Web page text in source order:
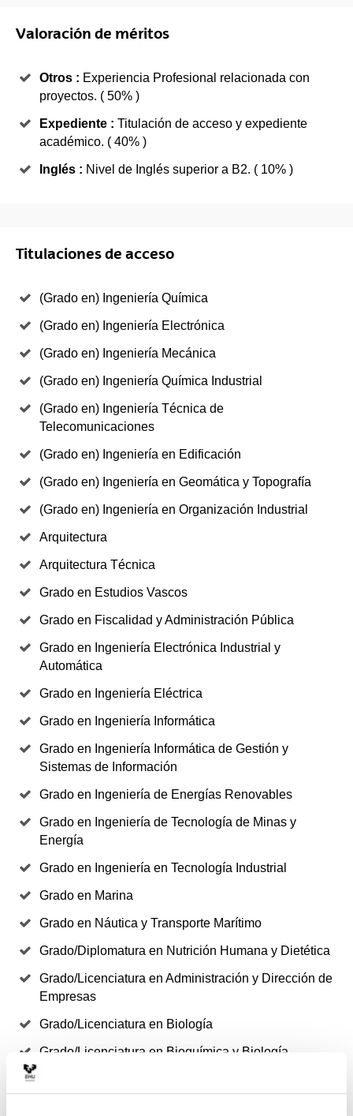
Valoración de méritos
Otros : Experiencia Profesional relacionada con
proyectos. ( 50% )
Expediente : Titulación de acceso y expediente
académico. ( 40% )
Inglés : Nivel de Inglés superior a B2. ( 10% )
Titulaciones de acceso
(Grado en) Ingeniería Química
(Grado en) Ingeniería Electrónica
(Grado en) Ingeniería Mecánica
(Grado en) Ingeniería Química Industrial
(Grado en) Ingeniería Técnica de
Telecomunicaciones
(Grado en) Ingeniería en Edificación
(Grado en) Ingeniería en Geomática y Topografía
(Grado en) Ingeniería en Organización Industrial
Arquitectura
Arquitectura Técnica
Grado en Estudios Vascos
Grado en Fiscalidad y Administración Pública
Grado en Ingeniería Electrónica Industrial y
Automática
Grado en Ingeniería Eléctrica
Grado en Ingeniería Informática
Grado en Ingeniería Informática de Gestión y
Sistemas de Información
Grado en Ingeniería de Energías Renovables
Grado en Ingeniería de Tecnología de Minas y
Energía
Grado en Ingeniería en Tecnología Industrial
Grado en Marina
Grado en Náutica y Transporte Marítimo
Grado/Diplomatura en Nutrición Humana y Dietética
Grado/Licenciatura en Administración y Dirección de
Empresas
Grado/Licenciatura en Biología
Grado/Licenciatura en Bioquímica y Biología
Grado/Licenciatura en Ciencia Política y Gestión